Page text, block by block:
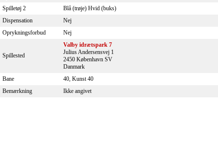
Spilletøj 2
Blå (trøje) Hvid (buks)
Dispensation
Nej
Oprykningsforbud
Nej
Spillested
Valby idrætspark 7
Julius Andersensvej 1
2450 København SV
Danmark
Bane
40, Kunst 40
Bemærkning
Ikke angivet